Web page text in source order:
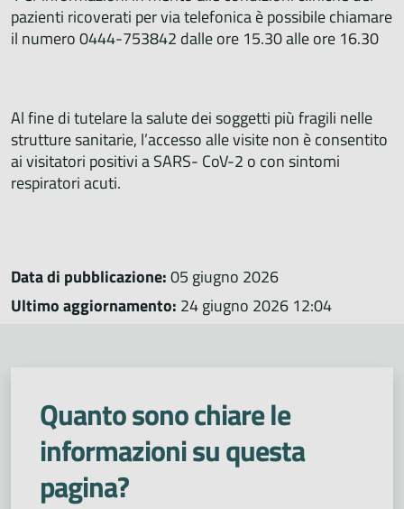
pazienti ricoverati per via telefonica è possibile chiamare
il numero 0444-753842 dalle ore 15.30 alle ore 16.30
Al fine di tutelare la salute dei soggetti più fragili nelle
strutture sanitarie, l’accesso alle visite non è consentito
ai visitatori positivi a SARS- CoV-2 o con sintomi
respiratori acuti.
Data di pubblicazione:05 giugno 2026
Ultimo aggiornamento: 24 giugno 2026 12:04
Quanto sono chiare le
informazioni su questa
pagina?